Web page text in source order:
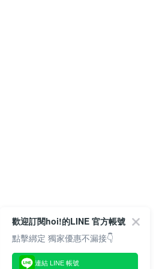
歡迎訂閱hoi!的LINE 官方帳號
點擊綁定 獨家優惠不漏接👇
連結 LINE 帳號